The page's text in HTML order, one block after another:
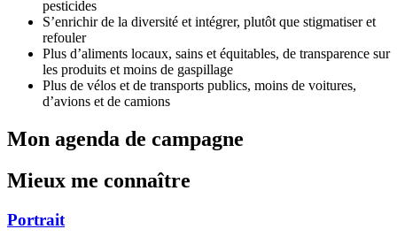
pesticides
S’enrichir de la diversité et intégrer, plutôt que stigmatiser et
refouler
Plus d’aliments locaux, sains et équitables, de transparence sur
les produits et moins de gaspillage
Plus de vélos et de transports publics, moins de voitures,
d’avions et de camions
Mon agenda de campagne
Mieux me connaître
Portrait